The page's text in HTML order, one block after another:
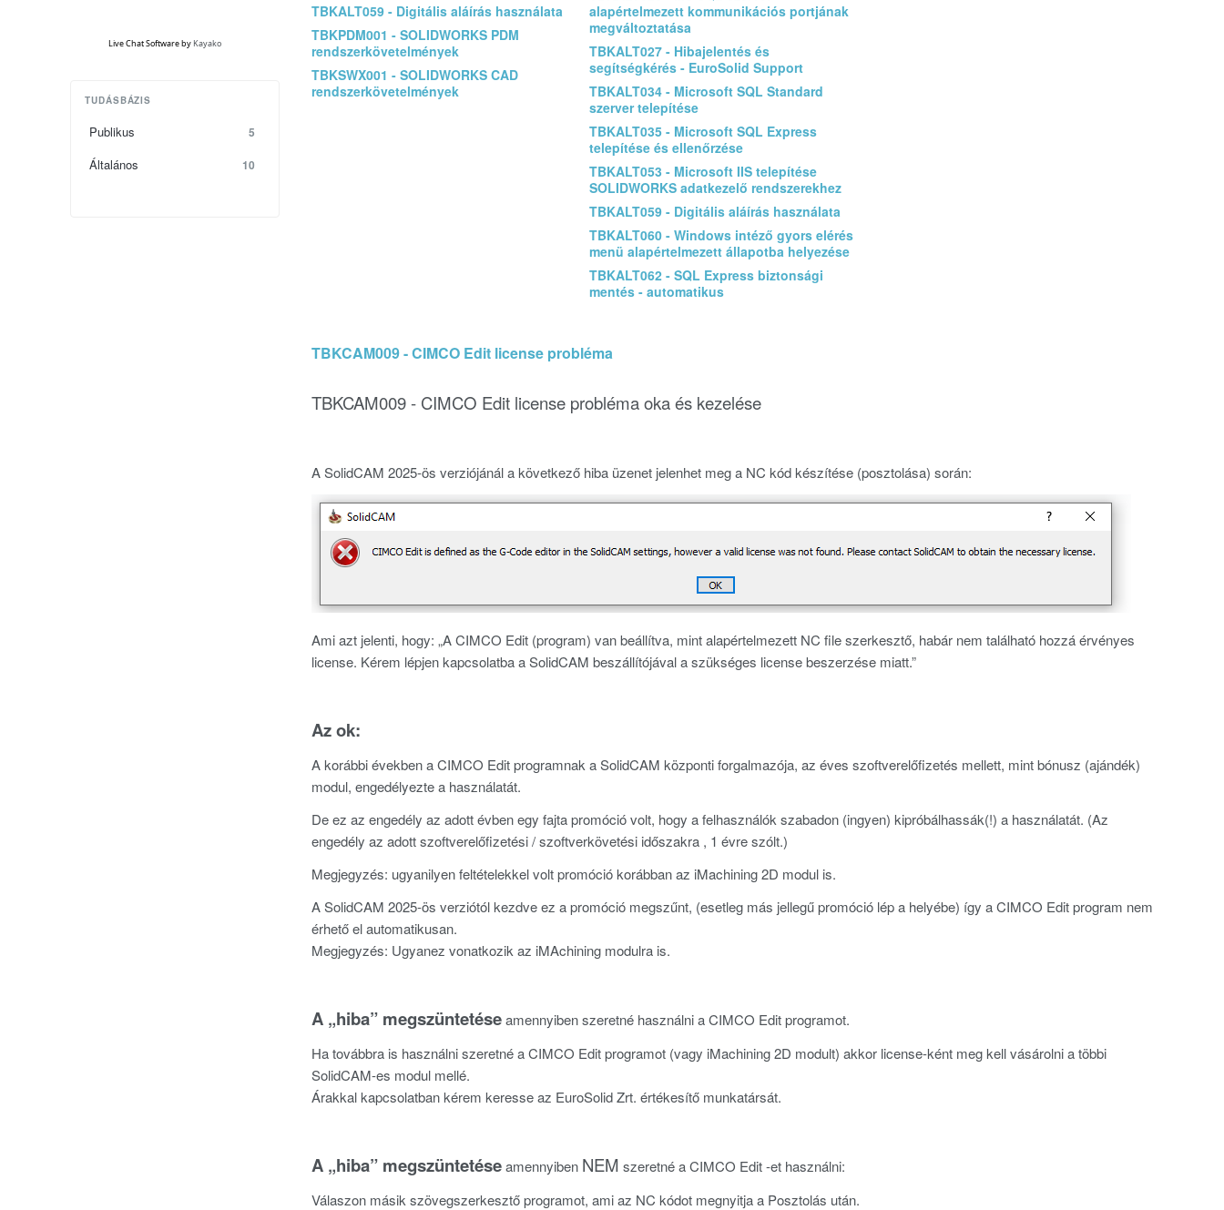
Live Chat Softwareby Kayako
TUDÁSBÁZIS
5
Publikus
10
Általános
TBKALT059 - Digitális aláírás használata
TBKPDM001 - SOLIDWORKS PDM
rendszerkövetelmények
TBKSWX001 - SOLIDWORKS CAD
rendszerkövetelmények
alapértelmezett kommunikációs portjának
megváltoztatása
TBKALT027 - Hibajelentés és
segítségkérés - EuroSolid Support
TBKALT034 - Microsoft SQL Standard
szerver telepítése
TBKALT035 - Microsoft SQL Express
telepítése és ellenőrzése
TBKALT053 - Microsoft IIS telepítése
SOLIDWORKS adatkezelő rendszerekhez
TBKALT059 - Digitális aláírás használata
TBKALT060 - Windows intéző gyors elérés
menü alapértelmezett állapotba helyezése
TBKALT062 - SQL Express biztonsági
mentés - automatikus
TBKCAM009 - CIMCO Edit license probléma
TBKCAM009 - CIMCO Edit license probléma oka és kezelése
A SolidCAM 2025-ös verziójánál a következő hiba üzenet jelenhet meg a NC kód készítése (posztolása) során:
Ami azt jelenti, hogy: „A CIMCO Edit (program) van beállítva, mint alapértelmezett NC file szerkesztő, habár nem található hozzá érvényes
license. Kérem lépjen kapcsolatba a SolidCAM beszállítójával a szükséges license beszerzése miatt.”
Az ok:
A korábbi években a CIMCO Edit programnak a SolidCAM központi forgalmazója, az éves szoftverelőfizetés mellett, mint bónusz (ajándék)
modul, engedélyezte a használatát.
De ez az engedély az adott évben egy fajta promóció volt, hogy a felhasználók szabadon (ingyen) kipróbálhassák(!) a használatát. (Az
engedély az adott szoftverelőfizetési / szoftverkövetési időszakra , 1 évre szólt.)
Megjegyzés: ugyanilyen feltételekkel volt promóció korábban az iMachining 2D modul is.
A SolidCAM 2025-ös verziótól kezdve ez a promóció megszűnt, (esetleg más jellegű promóció lép a helyébe) így a CIMCO Edit program nem
érhető el automatikusan.
Megjegyzés: Ugyanez vonatkozik az iMAchining modulra is.
A „hiba” megszüntetéseamennyiben szeretné használni a CIMCO Edit programot.
Ha továbbra is használni szeretné a CIMCO Edit programot (vagy iMachining 2D modult) akkor license-ként meg kell vásárolni a többi
SolidCAM-es modul mellé.
Árakkal kapcsolatban kérem keresse az EuroSolid Zrt. értékesítő munkatársát.
A „hiba” megszüntetéseamennyiben NEM szeretné a CIMCO Edit -et használni:
Válaszon másik szövegszerkesztő programot, ami az NC kódot megnyitja a Posztolás után.